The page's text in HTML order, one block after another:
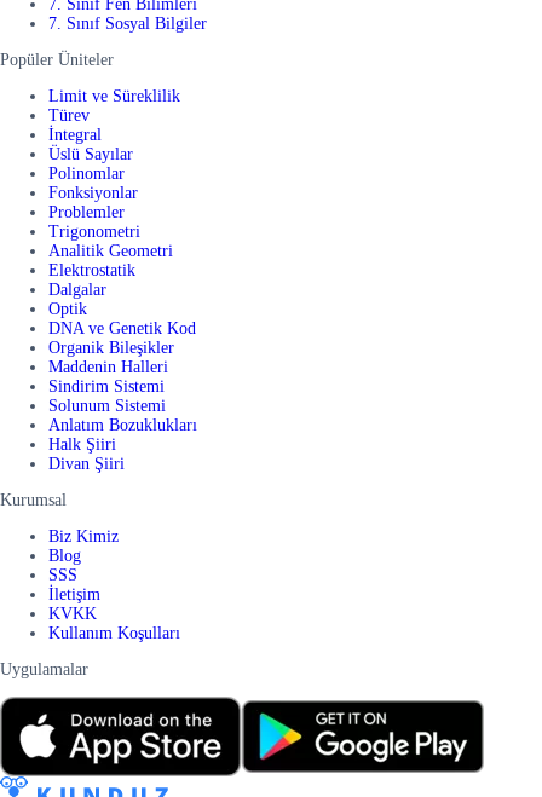
7. Sınıf Fen Bilimleri
7. Sınıf Sosyal Bilgiler
Popüler Üniteler
Limit ve Süreklilik
Türev
İntegral
Üslü Sayılar
Polinomlar
Fonksiyonlar
Problemler
Trigonometri
Analitik Geometri
Elektrostatik
Dalgalar
Optik
DNA ve Genetik Kod
Organik Bileşikler
Maddenin Halleri
Sindirim Sistemi
Solunum Sistemi
Anlatım Bozuklukları
Halk Şiiri
Divan Şiiri
Kurumsal
Biz Kimiz
Blog
SSS
İletişim
KVKK
Kullanım Koşulları
Uygulamalar